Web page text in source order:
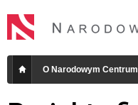
O Narodowym